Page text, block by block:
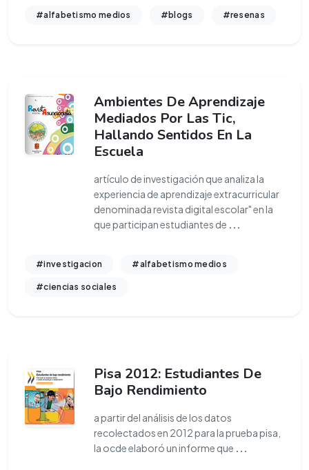
#alfabetismo medios #blogs #resenas
Ambientes De Aprendizaje
Mediados Por Las Tic,
Hallando Sentidos En La
Escuela
artículo de investigación que analiza la
experiencia de aprendizaje extracurricular
denominada revista digital escolar" en la
que participan estudiantes de ...
#investigacion #alfabetismo medios
#ciencias sociales
Pisa 2012: Estudiantes De
Bajo Rendimiento
a partir del análisis de los datos
recolectados en 2012 para la prueba pisa,
la ocde elaboró un informe que ...